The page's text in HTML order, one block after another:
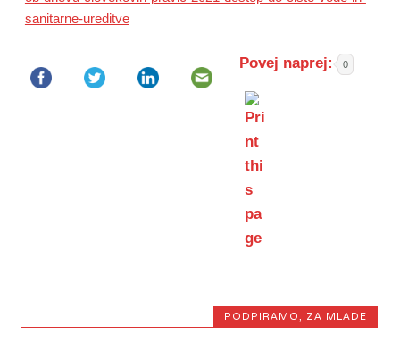
sanitarne-ureditve
Povej naprej: 0
PODPIRAMO, ZA MLADE